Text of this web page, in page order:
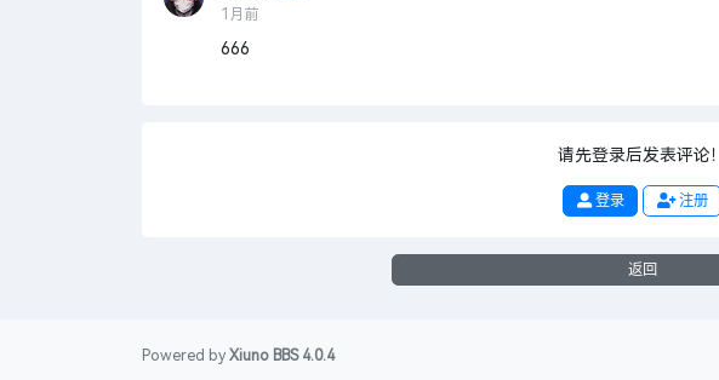
1月前
666
请先登录后发表评论！
登录 注册
返回
Powered by Xiuno BBS 4.0.4